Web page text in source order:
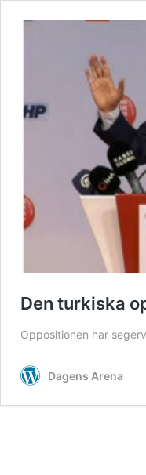
Den turkiska
Oppositionen har
Dagens Arena